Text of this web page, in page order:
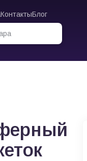
КонтактыБлог